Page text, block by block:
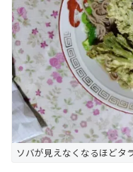
ソバが見えなくなるほどタ